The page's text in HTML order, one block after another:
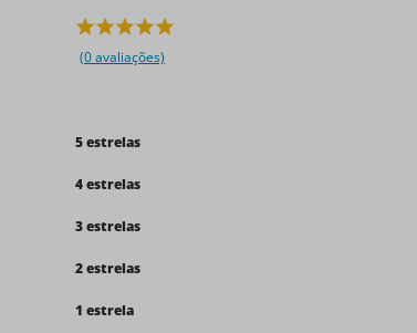
(0 avaliações)
5 estrelas
4 estrelas
3 estrelas
2 estrelas
1 estrela